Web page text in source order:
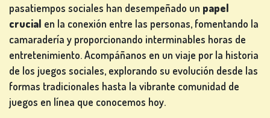
JUEGOS
DE
CARTAS
pasatiempos sociales han desempeñado un papel
crucial en la conexión entre las personas, fomentando la
camaradería y proporcionando interminables horas de
entretenimiento. Acompáñanos en un viaje por la historia
de los juegos sociales, explorando su evolución desde las
formas tradicionales hasta la vibrante comunidad de
juegos en línea que conocemos hoy.